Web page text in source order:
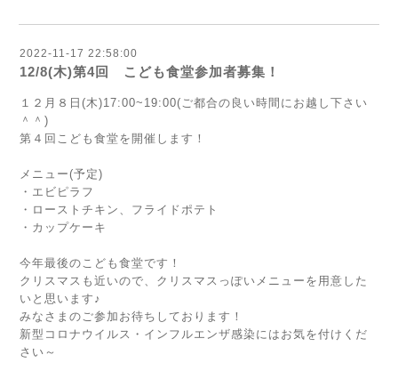
2022-11-17 22:58:00
12/8(木)第4回 こども食堂参加者募集！
１２月８日(木)17:00~19:00(ご都合の良い時間にお越し下さい
＾＾)
第４回こども食堂を開催します！
メニュー(予定)
・エビピラフ
・ローストチキン、フライドポテト
・カップケーキ
今年最後のこども食堂です！
クリスマスも近いので、クリスマスっぽいメニューを用意した
いと思います♪
みなさまのご参加お待ちしております！
新型コロナウイルス・インフルエンザ感染にはお気を付けくだ
さい～